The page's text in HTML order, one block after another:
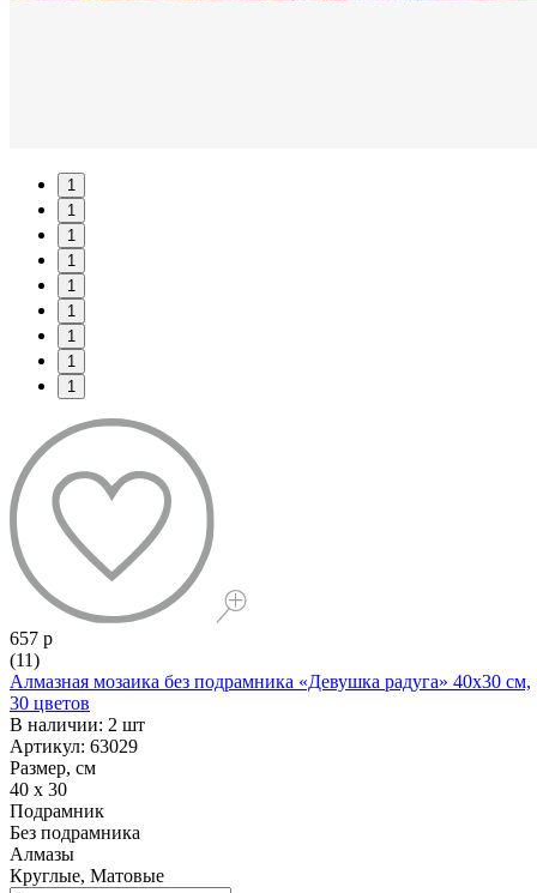
1
1
1
1
1
1
1
1
1
657 р
(11)
Алмазная мозаика без подрамника «Девушка радуга» 40x30 см,
30 цветов
В наличии: 2 шт
Артикул: 63029
Размер, см
40 x 30
Подрамник
Без подрамника
Алмазы
Круглые, Матовые